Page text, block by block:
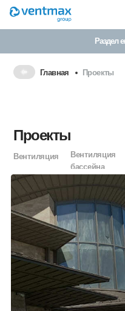
Раздел
Проекты
Главная
Проекты
Вентиляция
Вентиляция
бассейна